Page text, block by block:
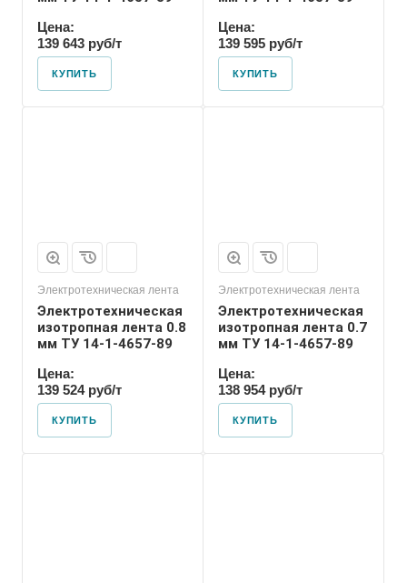
Цена:
139 643 руб/т
КУПИТЬ
Цена:
139 595 руб/т
КУПИТЬ
Электротехническая лента
Электротехническая
изотропная лента 0.8
мм ТУ 14-1-4657-89
Цена:
139 524 руб/т
КУПИТЬ
Электротехническая лента
Электротехническая
изотропная лента 0.7
мм ТУ 14-1-4657-89
Цена:
138 954 руб/т
КУПИТЬ